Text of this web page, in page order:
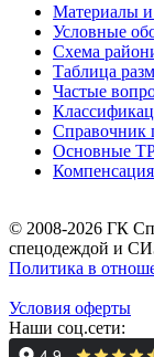
Материалы и
Условные
Схема
Таблица
Частые
Справочник
Основные
© 2008-2026 ГК
спецодеждой и
Политика в
Условия оферты
Наши соц.сети: